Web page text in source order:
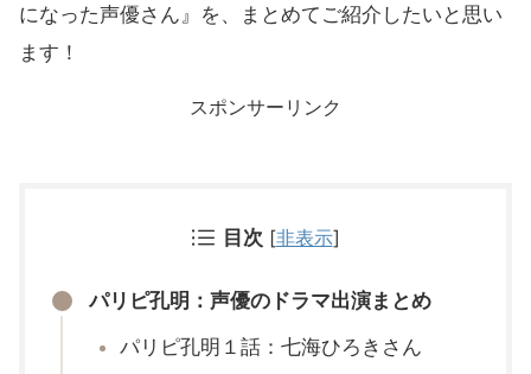
になった声優さん』を、まとめてご紹介したいと思い
ます！
スポンサーリンク
目次 [非表示]
パリピ孔明：声優のドラマ出演まとめ
パリピ孔明１話：七海ひろきさん